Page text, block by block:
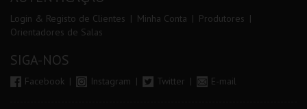
Login & Registo de Clientes Minha Conta
Produtores
Orientadores de Salas
SIGA-NOS
Facebook Instagram Twitter E-mail